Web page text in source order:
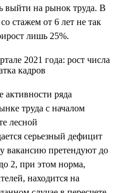
выйти на рынок труда. В
стажем от 6 лет не так
лишь 25%.
ряда
труда с началом
лесной
серьезный дефицит
вакансию претендуют до
2, при этом норма,
находится на